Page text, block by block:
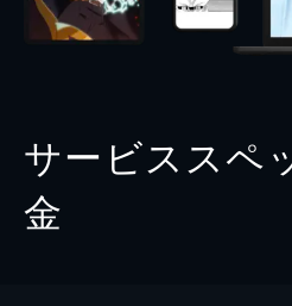
サービススペ
金